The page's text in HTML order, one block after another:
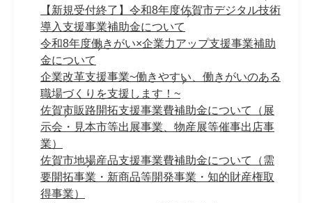
【新規受付終了】令和8年度佐賀市デジタル技術
導入支援事業補助金について
令和8年度働きがい×企業力アップ支援事業補助
金について
企業改革支援事業~働きやすい、働きがいのある
職場づくりを支援します！~
佐賀市販路開拓支援事業費補助金について（展
示会・見本市等出展事業、物産展等催事出店事
業）
佐賀市地場産品支援事業費補助金について（需
要開拓事業・新商品等開発事業・知的財産権取
得事業）